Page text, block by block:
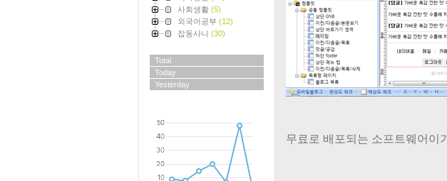
사회생활 (5)
외국어공부 (12)
잡동사니 (30)
Total
Today
Yesterday
무료로 배포되는 소프트웨어이